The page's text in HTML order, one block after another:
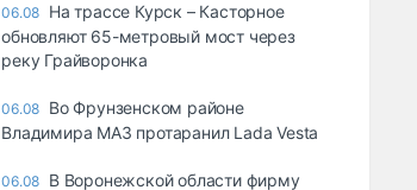
06.08 На трассе Курск – Касторное
обновляют 65-метровый мост через
реку Грайворонка
06.08 Во Фрунзенском районе
Владимира МАЗ протаранил Lada Vesta
06.08 В Воронежской области фирму